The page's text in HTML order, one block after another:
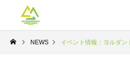
NEWS イベント情報：ヨルダ